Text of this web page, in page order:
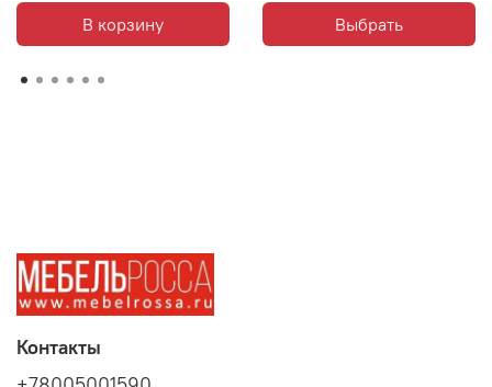
В корзину Выбрать
Контакты